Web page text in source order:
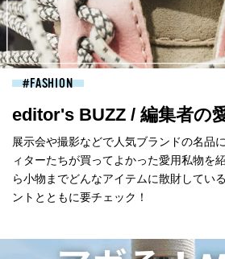
FASHION
editor's BUZZ / 編集者の
展示会や撮影などで人気ブランドの名品
ィターたちが買ってよかった愛用私物を
ら小物までどんなアイテムに散財してい
ントとともに要チェック！